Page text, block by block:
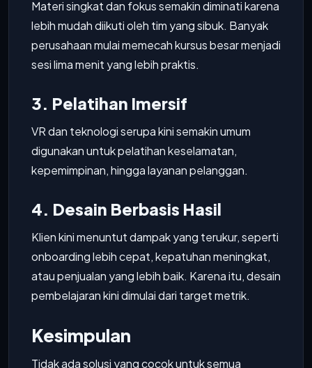
Materi singkat dan fokus semakin diminati karena
lebih mudah diikuti oleh tim yang sibuk. Banyak
perusahaan mulai memecah kursus besar menjadi
sesi lima menit yang lebih praktis.
3. Pelatihan Imersif
VR dan teknologi serupa kini semakin umum
digunakan untuk pelatihan keselamatan,
kepemimpinan, hingga layanan pelanggan.
4. Desain Berbasis Hasil
Klien kini menuntut dampak yang terukur, seperti
onboarding lebih cepat, kepatuhan meningkat,
atau penjualan yang lebih baik. Karena itu, desain
pembelajaran kini dimulai dari target metrik.
Kesimpulan
Tidak ada solusi yang cocok untuk semua